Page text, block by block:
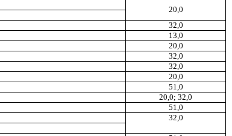
20,0
32,0
13,0
20,0
32,0
32,0
20,0
51,0
20,0; 32,0
51,0
32,0